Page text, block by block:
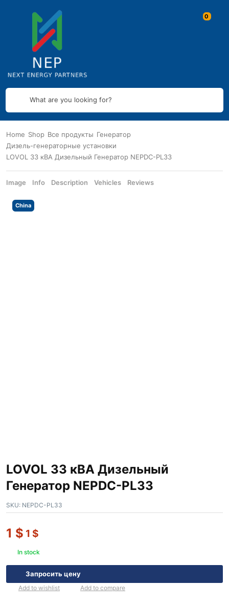
What are you looking for?
Home Shop Все продукты Генератор
Дизель-генераторные установки
LOVOL 33 кВА Дизельный Генератор NEPDC-PL33
Image Info Description Vehicles Reviews
China
LOVOL 33 кВА Дизельный
Генератор NEPDC-PL33
SKU: NEPDC-PL33
1 $ 1 $
In stock
Запросить цену
Add to wishlist Add to compare